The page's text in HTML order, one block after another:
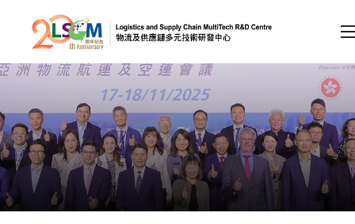
跳到內容（按回車鍵）
會員登入
A A EN 繁 简